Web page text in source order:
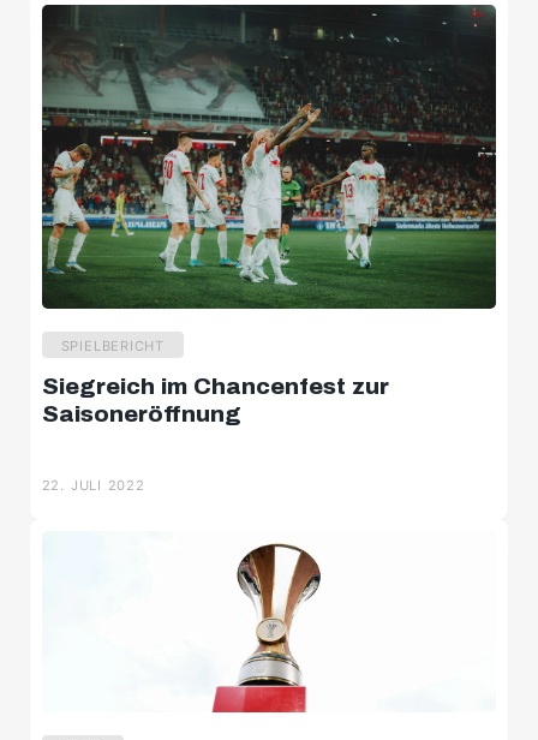
SPIELBERICHT
Siegreich im Chancenfest zur
Saisoneröffnung
22. JULI 2022